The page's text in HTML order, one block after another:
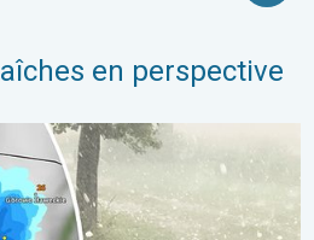
en perspective
en Pologne. Fortes intempéries.